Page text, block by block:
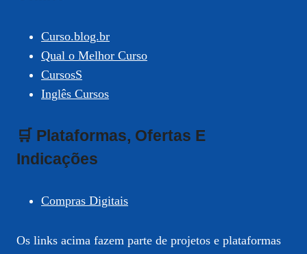
Curso.blog.br
Qual o Melhor Curso
CursosS
Inglês Cursos
🛒 Plataformas, Ofertas E
Indicações
Compras Digitais
Os links acima fazem parte de projetos e plataformas